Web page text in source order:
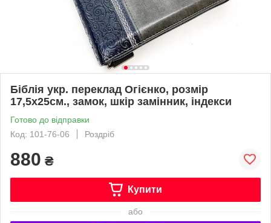
Біблія укр. переклад Огієнко, розмір
17,5х25см., замок, шкір замінник, індекси
Готово до відправки
Код: 101-76-06
Роздріб
880 ₴
Купити
або